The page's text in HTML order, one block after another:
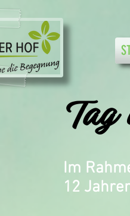
Tag
Im
12